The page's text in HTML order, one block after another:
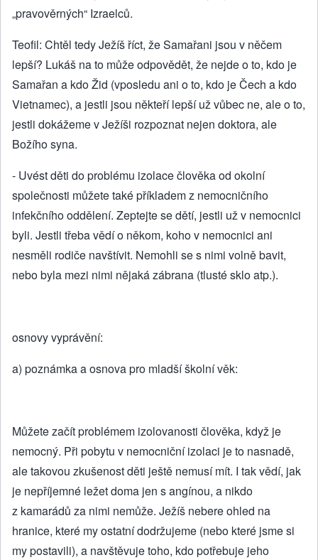
„pravověrných“ Izraelců.
Teofil: Chtěl tedy Ježíš říct, že Samařani jsou v něčem
lepší? Lukáš na to může odpovědět, že nejde o to, kdo je
Samařan a kdo Žid (vposledu ani o to, kdo je Čech a kdo
Vietnamec), a jestli jsou někteří lepší už vůbec ne, ale o to,
jestli dokážeme v Ježíši rozpoznat nejen doktora, ale
Božího syna.
- Uvést děti do problému izolace člověka od okolní
společnosti můžete také příkladem z nemocničního
infekčního oddělení. Zeptejte se dětí, jestli už v nemocnici
byli. Jestli třeba vědí o někom, koho v nemocnici ani
nesměli rodiče navštívit. Nemohli se s nimi volně bavit,
nebo byla mezi nimi nějaká zábrana (tlusté sklo atp.).
osnovy vyprávění:
a) poznámka a osnova pro mladší školní věk:
Můžete začít problémem izolovanosti člověka, když je
nemocný. Při pobytu v nemocniční izolaci je to nasnadě,
ale takovou zkušenost děti ještě nemusí mít. I tak vědí, jak
je nepříjemné ležet doma jen s angínou, a nikdo
z kamarádů za nimi nemůže. Ježíš nebere ohled na
hranice, které my ostatní dodržujeme (nebo které jsme si
my postavili), a navštěvuje toho, kdo potřebuje jeho